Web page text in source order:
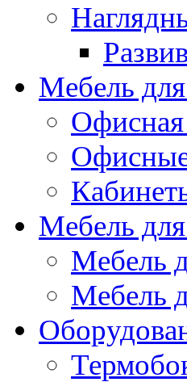
Мебель
Мебель
Мебель
Мебель